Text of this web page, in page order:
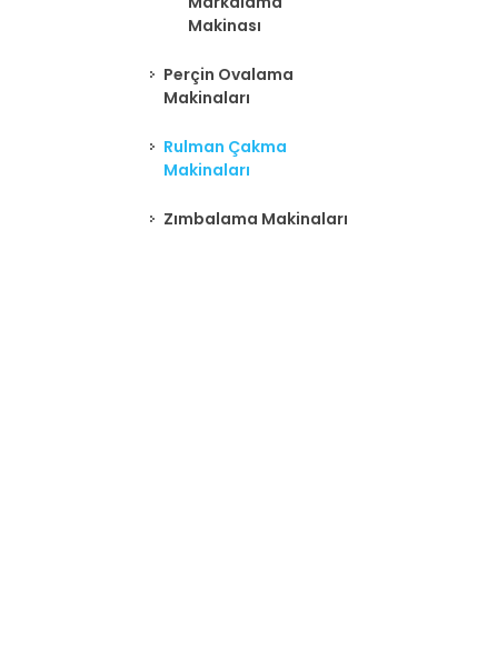
Makinası
Perçin Ovalama
Makinaları
Rulman Çakma
Makinaları
Zımbalama Makinaları